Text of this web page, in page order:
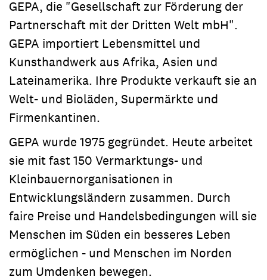
GEPA, die "Gesellschaft zur Förderung der
Partnerschaft mit der Dritten Welt mbH".
GEPA importiert Lebensmittel und
Kunsthandwerk aus Afrika, Asien und
Lateinamerika. Ihre Produkte verkauft sie an
Welt- und Bioläden, Supermärkte und
Firmenkantinen.
GEPA wurde 1975 gegründet. Heute arbeitet
sie mit fast 150 Vermarktungs- und
Kleinbauernorganisationen in
Entwicklungsländern zusammen. Durch
faire Preise und Handelsbedingungen will sie
Menschen im Süden ein besseres Leben
ermöglichen - und Menschen im Norden
zum Umdenken bewegen.